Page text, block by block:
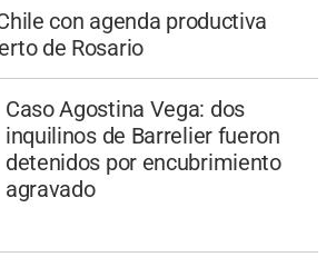
con agenda productiva
de Rosario
Caso Agostina Vega: dos
inquilinos de Barrelier fueron
detenidos por encubrimiento
agravado